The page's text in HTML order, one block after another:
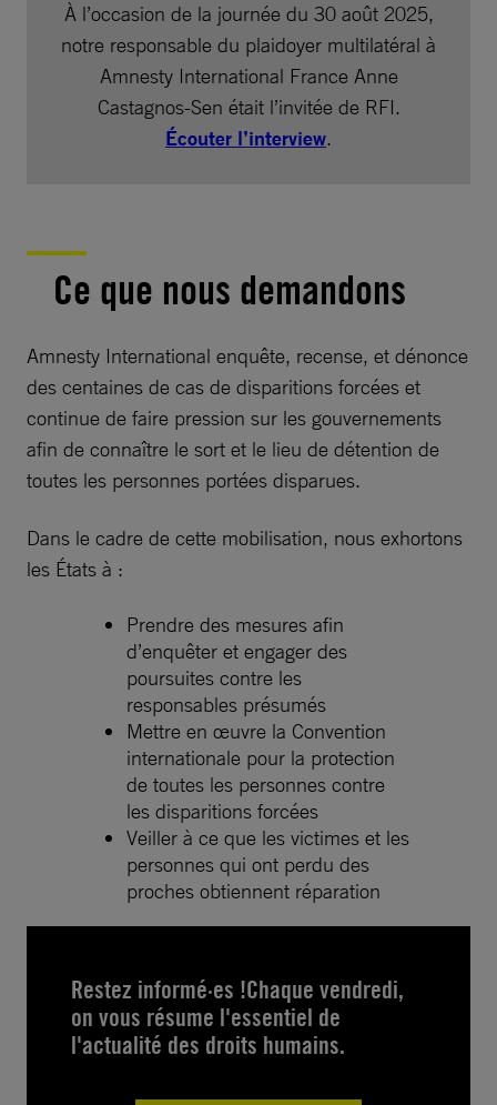
À l’occasion de la journée du 30 août 2025,
notre responsable du plaidoyer multilatéral à
Amnesty International France Anne
Castagnos-Sen était l’invitée de RFI.
Écouter l’interview.
Ce que nous demandons
Amnesty International enquête, recense, et dénonce
des centaines de cas de disparitions forcées et
continue de faire pression sur les gouvernements
afin de connaître le sort et le lieu de détention de
toutes les personnes portées disparues.
Dans le cadre de cette mobilisation, nous exhortons
les États à :
Prendre des mesures afin
d’enquêter et engager des
poursuites contre les
responsables présumés
Mettre en œuvre la Convention
internationale pour la protection
de toutes les personnes contre
les disparitions forcées
Veiller à ce que les victimes et les
personnes qui ont perdu des
proches obtiennent réparation
Restez informé·es !Chaque vendredi,
on vous résume l'essentiel de
l'actualité des droits humains.